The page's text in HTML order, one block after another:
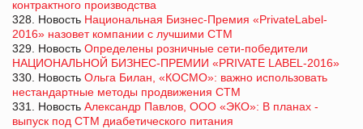
контрактного производства
328. Новость Национальная Бизнес-Премия «PrivateLabel-
2016» назовет компании с лучшими СТМ
329. Новость Определены розничные сети-победители
НАЦИОНАЛЬНОЙ БИЗНЕС-ПРЕМИИ «PRIVATE LABEL-2016»
330. Новость Ольга Билан, «КОСМО»: важно использовать
нестандартные методы продвижения СТМ
331. Новость Александр Павлов, ООО «ЭКО»: В планах -
выпуск под СТМ диабетического питания